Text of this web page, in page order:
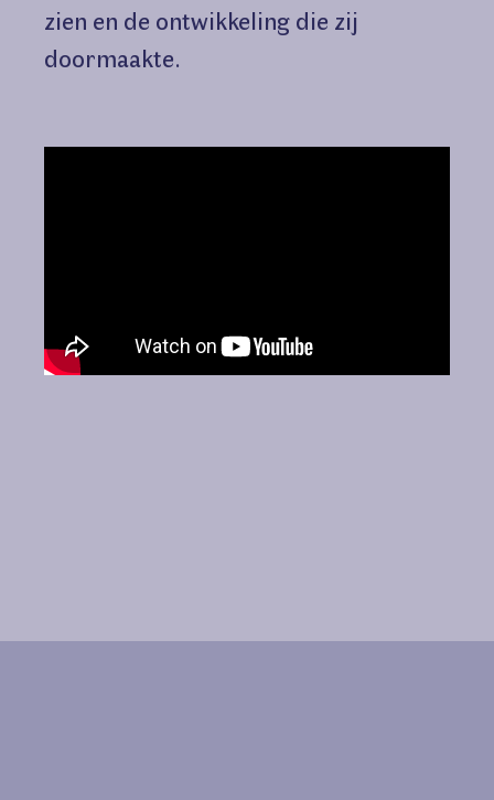
zien en de ontwikkeling die zij
doormaakte.